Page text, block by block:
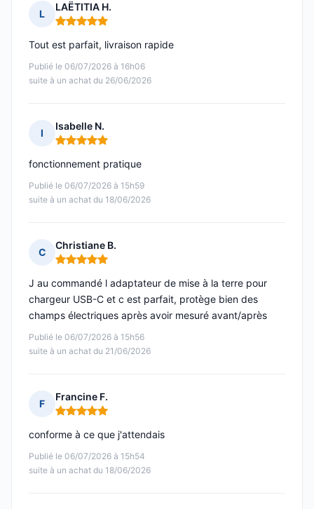
L
LAËTITIA H.
Note : 5 sur 5
Publié le 06/07/2026 à 16h06
suite à un achat du 26/06/2026
Tout est parfait, livraison rapide
I
Isabelle N.
Note : 5 sur 5
Publié le 06/07/2026 à 15h59
suite à un achat du 18/06/2026
fonctionnement pratique
C
Christiane B.
Note : 5 sur 5
Publié le 06/07/2026 à 15h56
suite à un achat du 21/06/2026
J au commandé l adaptateur de mise à la terre pour
chargeur USB-C et c est parfait, protège bien des
champs électriques après avoir mesuré avant/après
F
Francine F.
Note : 5 sur 5
Publié le 06/07/2026 à 15h54
suite à un achat du 18/06/2026
conforme à ce que j'attendais